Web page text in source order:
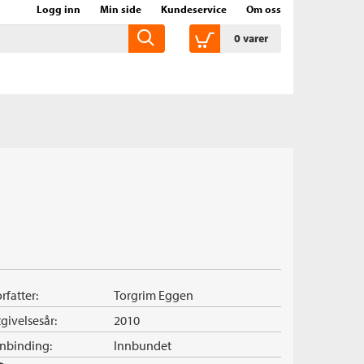
Logg inn Min side Kundeservice Om oss
0varer
Torgrim Eggen
Innbundet
2010